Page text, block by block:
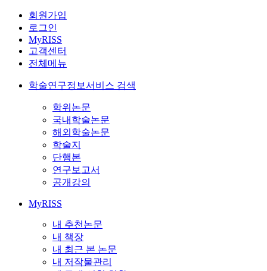
회원가입
로그인
MyRISS
고객센터
전체메뉴
학술연구정보서비스 검색
학위논문
국내학술논문
해외학술논문
학술지
단행본
연구보고서
공개강의
MyRISS
내 추천논문
내 책장
내 최근 본 논문
내 저작물관리